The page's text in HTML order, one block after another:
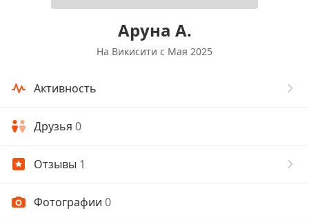
Аруна А.
На Викисити c Мая 2025
Активность
Друзья 0
Отзывы 1
Фотографии 0